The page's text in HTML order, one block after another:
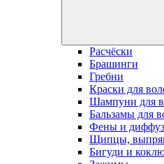
Расчёски
Брашинги
Гребни
Краски для
Шампуни для
Бальзамы для
Фены и
Щипцы,
Бигуди и